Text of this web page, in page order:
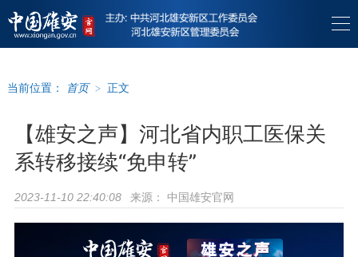
当前位置： 首页 > 正文
【雄安之声】河北省内职工医保关
系转移接续“免申转”
2023-11-10 22:40:08 来源： 中国雄安官网